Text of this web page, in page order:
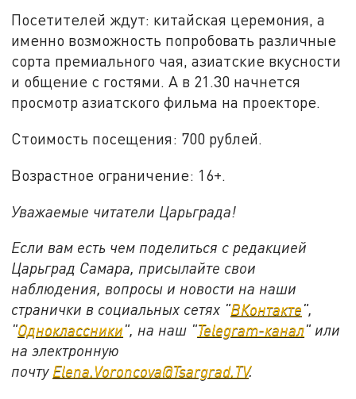
Посетителей ждут: китайская церемония, а
именно возможность попробовать различные
сорта премиального чая, азиатские вкусности
и общение с гостями. А в 21.30 начнется
просмотр азиатского фильма на проекторе.
Стоимость посещения: 700 рублей.
Возрастное ограничение: 16+.
Уважаемые читатели Царьграда!
Если вам есть чем поделиться с редакцией
Царьград Самара, присылайте свои
наблюдения, вопросы и новости на наши
странички в социальных сетях "ВКонтакте",
"Одноклассники", на наш "Telegram-канал" или
на электронную
почту Elena.Voroncova@Tsargrad.TV.